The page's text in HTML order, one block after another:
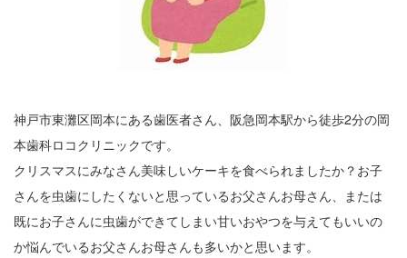
神戸市東灘区岡本にある歯医者さん、阪急岡本駅から徒歩2分の岡
本歯科ロコクリニックです。
クリスマスにみなさん美味しいケーキを食べられましたか？お子
さんを虫歯にしたくないと思っているお父さんお母さん、または
既にお子さんに虫歯ができてしまい甘いおやつを与えてもいいの
か悩んでいるお父さんお母さんも多いかと思います。